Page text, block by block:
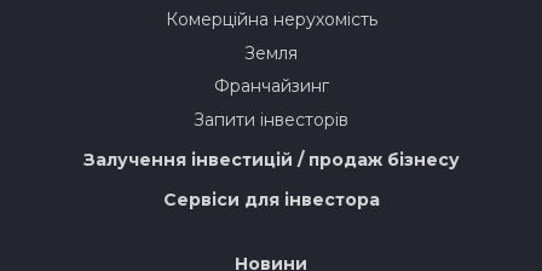
Комерційна нерухомість
Земля
Франчайзинг
Запити інвесторів
Залучення інвестицій / продаж бізнесу
Сервіси для інвестора
Новини